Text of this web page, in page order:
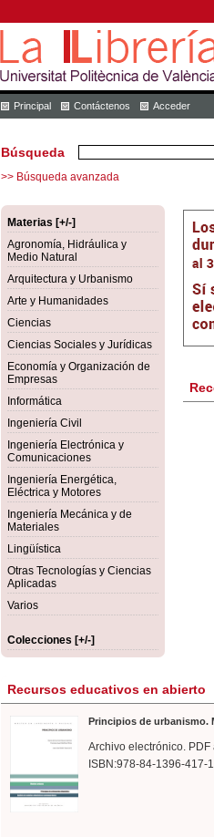
Principal Contáctenos Acceder
Búsqueda
>> Búsqueda avanzada
Materias [+/-]
Agronomía, Hidráulica y
Medio Natural
Arquitectura y Urbanismo
Arte y Humanidades
Ciencias
Ciencias Sociales y Jurídicas
Economía y Organización de
Empresas
Informática
Ingeniería Civil
Ingeniería Electrónica y
Comunicaciones
Ingeniería Energética,
Eléctrica y Motores
Ingeniería Mecánica y de
Materiales
Lingüística
Otras Tecnologías y Ciencias
Aplicadas
Varios
Colecciones [+/-]
Recursos educativos en abierto
Principios de urbanismo.
Archivo electrónico. PDF
ISBN:978-84-1396-417-1